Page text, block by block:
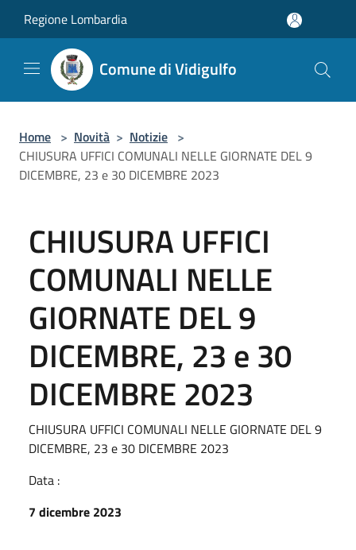
Regione Lombardia
Comune di Vidigulfo
Home > Novità > Notizie >
CHIUSURA UFFICI COMUNALI NELLE GIORNATE DEL 9
DICEMBRE, 23 e 30 DICEMBRE 2023
CHIUSURA UFFICI
COMUNALI NELLE
GIORNATE DEL 9
DICEMBRE, 23 e 30
DICEMBRE 2023
CHIUSURA UFFICI COMUNALI NELLE GIORNATE DEL 9
DICEMBRE, 23 e 30 DICEMBRE 2023
Data :
7 dicembre 2023